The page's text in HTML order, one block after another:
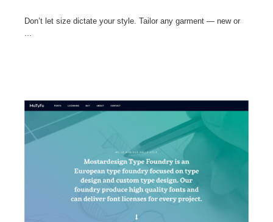
Don’t let size dictate your style. Tailor any garment — new or